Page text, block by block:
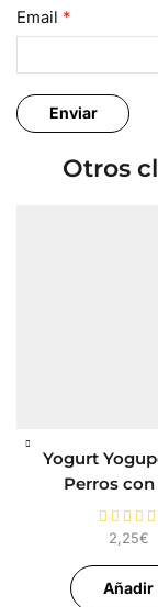
Email *
Otros
Yogurt
Perros con
2,25€
Añadir